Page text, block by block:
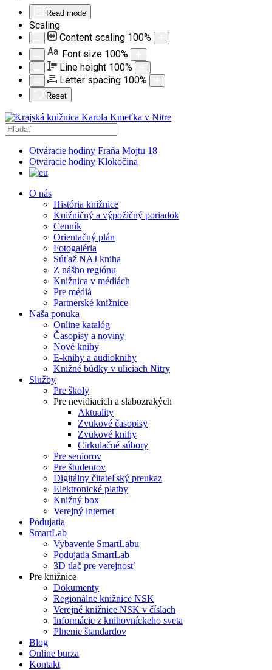
Read mode
Scaling
Content scaling 100%
Aa Font size 100%
Line height 100%
Letter spacing 100%
Reset
Otváracie hodiny Fraňa Mojtu 18
Otváracie hodiny Klokočina
O nás
História knižnice
Knižničný a výpožičný poriadok
Cenník
Orientačný plán
Fotogaléria
Súťaž NAJ kniha
Z nášho regiónu
Knižnica v médiách
Pre médiá
Partnerské knižnice
Naša ponuka
Online katalóg
Časopisy a noviny
Nové knihy
E-knihy a audioknihy
Knižné búdky v uliciach Nitry
Služby
Pre školy
Pre nevidiacich a slabozrakých
Aktuality
Zvukové časopisy
Zvukové knihy
Cirkulačné súbory
Pre seniorov
Pre študentov
Digitálny čitateľský preukaz
Elektronické platby
Knižný box
Verejný internet
Podujatia
SmartLab
Vybavenie SmartLabu
Podujatia SmartLab
3D tlač pre verejnosť
Pre knižnice
Dokumenty
Regionálne knižnice NSK
Verejné knižnice NSK v číslach
Informácie z knihovníckeho sveta
Plnenie štandardov
Blog
Online burza
Kontakt